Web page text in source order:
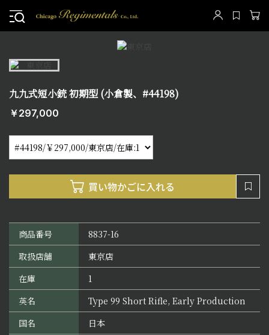
九九式短小銃 初期型 (小倉製、#44198)
￥297,000
商品番号
8837-16
取扱店舗
東京店
在庫
1
英名
Type 99 Short Rifle, Early Production
国名
日本